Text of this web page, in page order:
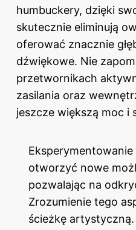
humbuckery, dzięki
skutecznie eliminują
oferować znacznie
dźwiękowe. Nie
przetwornikach
zasilania oraz
jeszcze większą moc i
otworzyć nowe
pozwalając na
Zrozumienie tego
ścieżkę artystyczną.